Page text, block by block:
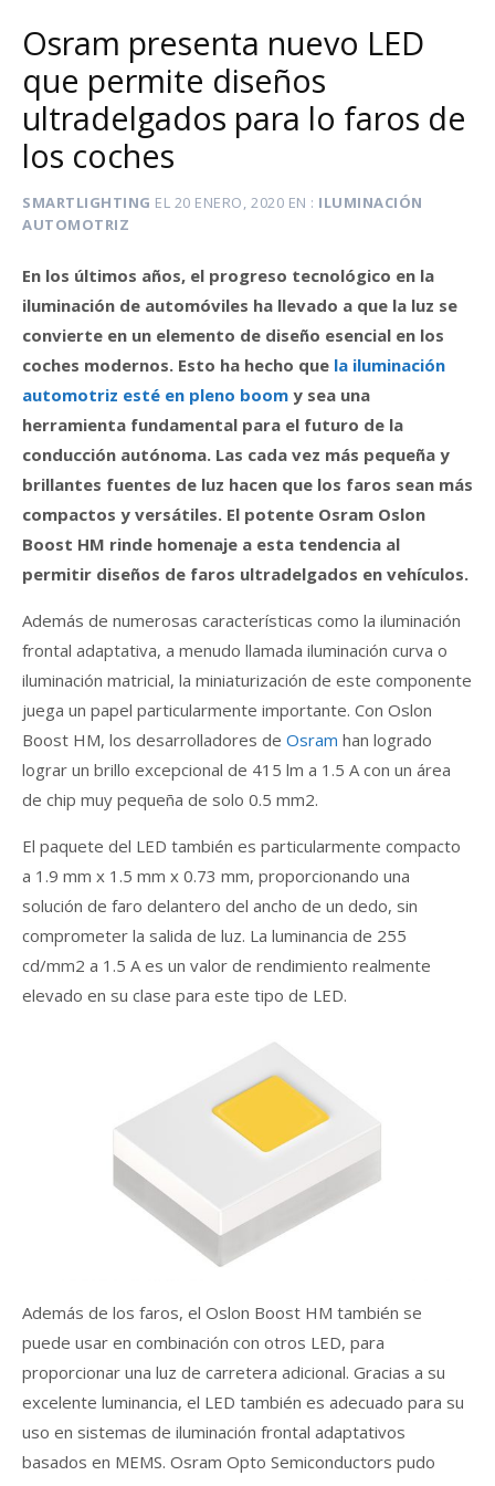
Osram presenta nuevo LED
que permite diseños
ultradelgados para lo faros de
los coches
SMARTLIGHTING EL 20 ENERO, 2020 EN
ILUMINACIÓN
AUTOMOTRIZ
En los últimos años, el progreso tecnológico en la
iluminación de automóviles ha llevado a que la luz se
convierte en un elemento de diseño esencial en los
coches modernos. Esto ha hecho que la iluminación
automotriz esté en pleno boom y sea una
herramienta fundamental para el futuro de la
conducción autónoma. Las cada vez más pequeña y
brillantes fuentes de luz hacen que los faros sean más
compactos y versátiles. El potente Osram Oslon
Boost HM rinde homenaje a esta tendencia al
permitir diseños de faros ultradelgados en vehículos.
Además de numerosas características como la iluminación
frontal adaptativa, a menudo llamada iluminación curva o
iluminación matricial, la miniaturización de este componente
juega un papel particularmente importante. Con Oslon
Boost HM, los desarrolladores de Osram han logrado
lograr un brillo excepcional de 415 lm a 1.5 A con un área
de chip muy pequeña de solo 0.5 mm2.
El paquete del LED también es particularmente compacto
a 1.9 mm x 1.5 mm x 0.73 mm, proporcionando una
solución de faro delantero del ancho de un dedo, sin
comprometer la salida de luz. La luminancia de 255
cd/mm2 a 1.5 A es un valor de rendimiento realmente
elevado en su clase para este tipo de LED.
Además de los faros, el Oslon Boost HM también se
puede usar en combinación con otros LED, para
proporcionar una luz de carretera adicional. Gracias a su
excelente luminancia, el LED también es adecuado para su
uso en sistemas de iluminación frontal adaptativos
basados ​​en MEMS. Osram Opto Semiconductors pudo